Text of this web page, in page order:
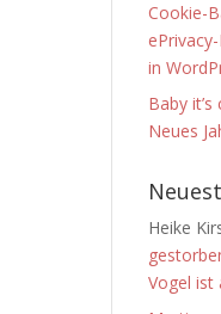
Cookie-
in
Baby
Neues
Heike
Vogel ist